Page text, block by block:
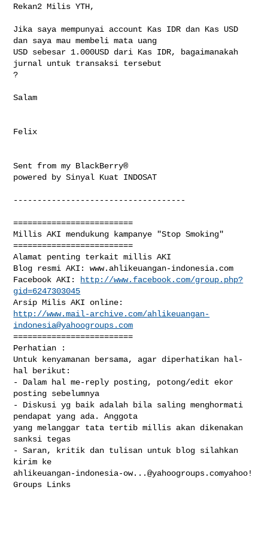
Rekan2 Milis YTH,
Jika saya mempunyai account Kas IDR dan Kas USD
dan saya mau membeli mata uang
USD sebesar 1.000USD dari Kas IDR, bagaimanakah
jurnal untuk transaksi tersebut
?
Salam
Felix
Sent from my BlackBerry®
powered by Sinyal Kuat INDOSAT
------------------------------------
=========================
Millis AKI mendukung kampanye "Stop Smoking"
=========================
Alamat penting terkait millis AKI
Blog resmi AKI: www.ahlikeuangan-indonesia.com
Facebook AKI:
http://www.facebook.com/group.php?
gid=6247303045
http://www.mail-archive.com/ahlikeuangan-
indonesia@yahoogroups.com
=========================
Perhatian :
Untuk kenyamanan bersama, agar diperhatikan hal-
hal berikut:
- Dalam hal me-reply posting, potong/edit ekor
posting sebelumnya
- Diskusi yg baik adalah bila saling menghormati
pendapat yang ada. Anggota
yang melanggar tata tertib millis akan dikenakan
sanksi tegas
- Saran, kritik dan tulisan untuk blog silahkan
ahlikeuangan-indonesia-ow...@yahoogroups.comyahoo!
Groups Links